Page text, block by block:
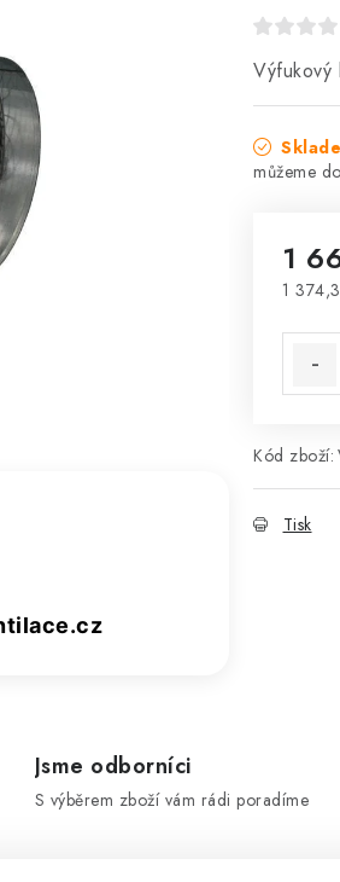
Výfukový
1
1
Kód zboží:
Tisk
Jsme odborníci
S výběrem zboží vám rádi poradíme